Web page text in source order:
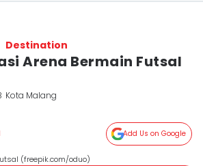
Destination
Arena Bermain Futsal
Kota Malang
Add Us on Google
(freepik.com/oduo)